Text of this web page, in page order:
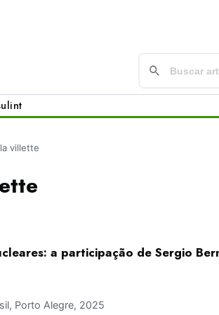
int
villette
a participação de Sergio
Porto Alegre, 2025